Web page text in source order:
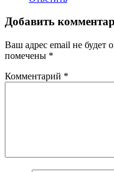
Добавить
Ваш адрес email не будет
помечены *
Комментарий *